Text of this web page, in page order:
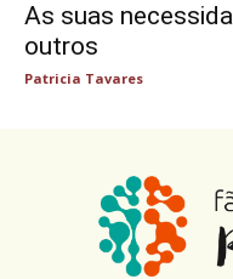
As suas
outros
Patricia Tavares